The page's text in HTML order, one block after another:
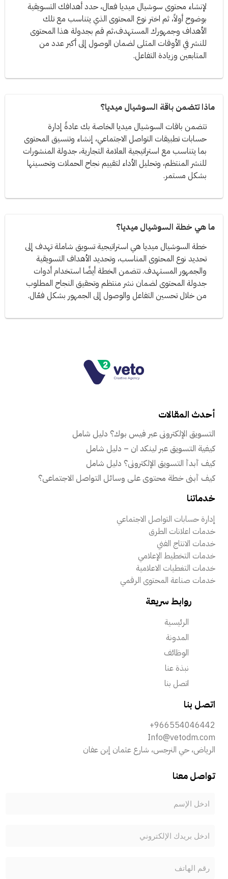
لإنشاء محتوى سوشيال ميديا فعال، حدد أهدافك التسويقية
بوضوح أولاً، ثم اختر نوع المحتوى الذي يتناسب مع تلك
الأهداف وجمهورك المستهدف،ثم قم بجدولة هذا المحتوى
للنشر في الأوقات المثلى لضمان الوصول إلى أكبر عدد من
المتابعين وزيادة التفاعل.
ماذا تتضمن باقة السوشيال ميديا؟
تتضمن باقات السوشيال ميديا الخاصة بك عادةً إدارة
حسابات تطبيقات التواصل الاجتماعي، إنشاء وتنسيق المحتوى
بما يتناسب مع استراتيجية العلامة التجارية، جدولة المنشورات
للنشر المنتظم، وتحليل الأداء لتقييم نجاح الحملات وتحسينها
بشكل مستمر.
ما هي خطة السوشيال ميديا؟
خطة السوشيال ميديا هي استراتيجية تسويق شاملة تهدف إلى
تحديد نوع المحتوى المناسب، وتحديد الأهداف التسويقية
والجمهور المستهدف. تتضمن الخطة أيضًا استخدام أدوات
جدولة المحتوى لضمان نشر منتظم وتحقيق النجاح المطلوب
من خلال تحسين التفاعل والوصول إلى الجمهور بشكل فعّال.
تواصل معنا
اتصل بنا
+966554046442
Info@vetodm.com
الرياض، حي النرجس، شارع عثمان إبن عفان
روابط سريعة
الرئيسية
المدونة
الوظائف
نبذة عنا
اتصل بنا
خدماتنا
إدارة حسابات التواصل الاجتماعي
خدمات اعلانات الطرق
خدمات الانتاج الفني
خدمات التخطيط الإعلامي
خدمات التغطيات الاعلامية
خدمات صناعة المحتوى الرقمي
أحدث المقالات
التسويق الإلكتروني عبر فيس بوك؟ دليل شامل
كيفية التسويق عبر لينكد ان – دليل شامل
كيف أبدأ التسويق الإلكتروني؟ دليل شامل
كيف أبني خطة محتوى على وسائل التواصل الاجتماعي؟